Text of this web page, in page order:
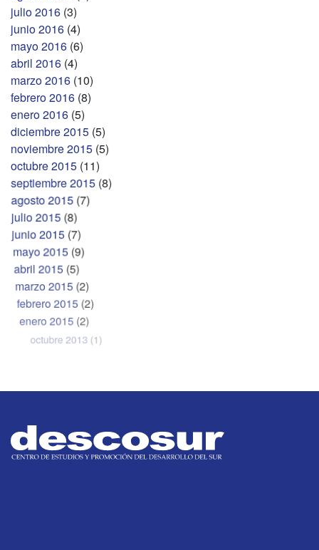
julio 2016 (3)
junio 2016 (4)
mayo 2016 (6)
abril 2016 (4)
marzo 2016 (10)
febrero 2016 (8)
enero 2016 (5)
diciembre 2015 (5)
noviembre 2015 (5)
octubre 2015 (11)
septiembre 2015 (8)
agosto 2015 (7)
julio 2015 (8)
junio 2015(7)
mayo 2015(9)
abril 2015(5)
marzo 2015(2)
febrero 2015(2)
enero 2015(2)
octubre 2013(1)